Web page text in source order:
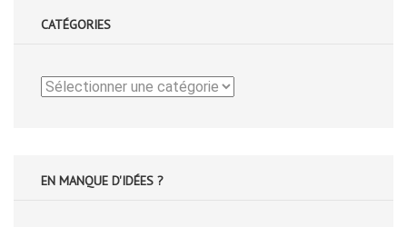
CATÉGORIES
Catégories
EN MANQUE D'IDÉES ?